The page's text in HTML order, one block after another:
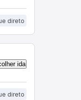
direto
ida
direto